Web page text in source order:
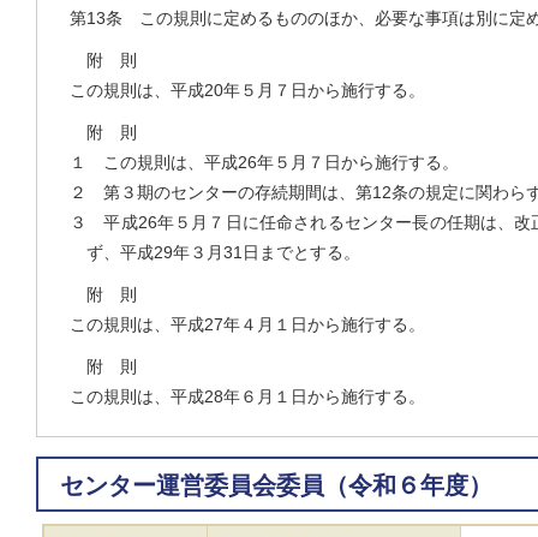
第13条 この規則に定めるもののほか、必要な事項は別に定
附 則
この規則は、平成20年５月７日から施行する。
附 則
１ この規則は、平成26年５月７日から施行する。
２ 第３期のセンターの存続期間は、第12条の規定に関わら
３ 平成26年５月７日に任命されるセンター長の任期は、改
ず、平成29年３月31日までとする。
附 則
この規則は、平成27年４月１日から施行する。
附 則
この規則は、平成28年６月１日から施行する。
センター運営委員会委員（令和６年度）